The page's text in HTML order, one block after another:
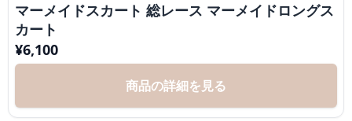
マーメイドスカート 総レース マーメイドロングス
カート
¥6,100
商品の詳細を見る